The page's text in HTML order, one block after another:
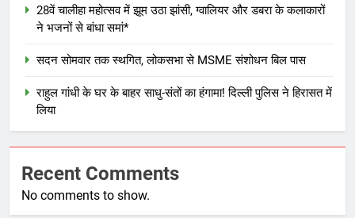
28वें चालीहा महोत्सव में झूम उठा झांसी, ग्वालियर और डबरा के कलाकारों
ने भजनों से बांधा समां*
सदन सोमवार तक स्थगित, लोकसभा से MSME संशोधन बिल पास
राहुल गांधी के घर के बाहर साधु-संतों का हंगामा! दिल्ली पुलिस ने हिरासत में
लिया
Recent Comments
No comments to show.